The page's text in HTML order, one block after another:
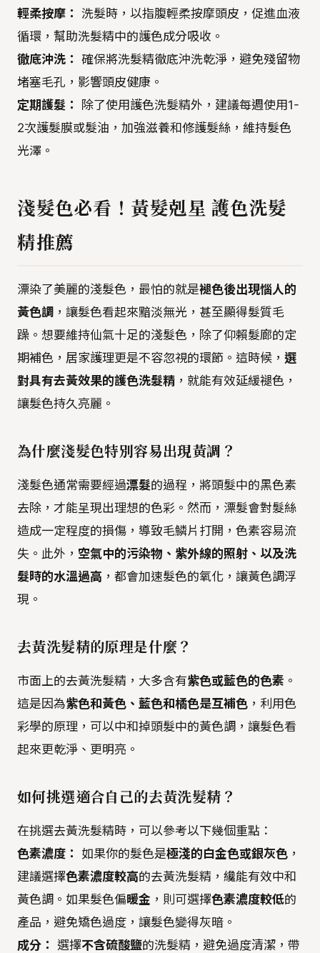
輕柔按摩： 洗髮時，以指腹輕柔按摩頭皮，促進血液
循環，幫助洗髮精中的護色成分吸收。
徹底沖洗： 確保將洗髮精徹底沖洗乾淨，避免殘留物
堵塞毛孔，影響頭皮健康。
定期護髮：
除了使用護色洗髮精外，建議每週使用1-
2次護髮膜或髮油，加強滋養和修護髮絲，維持髮色
光澤。
淺髮色必看！黃髮剋星 護色洗髮
精推薦
漂染了美麗的淺髮色，最怕的就是褪色後出現惱人的
黃色調 ，讓髮色看起來黯淡無光，甚至顯得髮質毛
躁。想要維持仙氣十足的淺髮色，除了仰賴髮廊的定
期補色，居家護理更是不容忽視的環節。這時候， 選
對具有去黃效果的護色洗髮精 ，就能有效延緩褪色，
讓髮色持久亮麗。
為什麼淺髮色特別容易出現黃調？
淺髮色通常需要經過漂髮的過程，將頭髮中的黑色素
去除，才能呈現出理想的色彩。然而，漂髮會對髮絲
造成一定程度的損傷，導致毛鱗片打開，色素容易流
失。此外， 空氣中的污染物、紫外線的照射、以及洗
髮時的水溫過高 ，都會加速髮色的氧化，讓黃色調浮
現。
去黃洗髮精的原理是什麼？
市面上的去黃洗髮精，大多含有紫色或藍色的色素 。
這是因為紫色和黃色、藍色和橘色是互補色 ，利用色
彩學的原理，可以中和掉頭髮中的黃色調，讓髮色看
起來更乾淨、更明亮。
如何挑選適合自己的去黃洗髮精？
在挑選去黃洗髮精時，可以參考以下幾個重點：
色素濃度： 如果你的髮色是極淺的白金色或銀灰色 ，
建議選擇色素濃度較高的去黃洗髮精，纔能有效中和
黃色調。如果髮色偏暖金 ，則可選擇色素濃度較低的
產品，避免矯色過度，讓髮色變得灰暗。
成分：
選擇不含硫酸鹽的洗髮精，避免過度清潔，帶